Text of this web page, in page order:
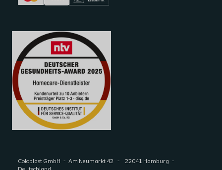
Coloplast GmbH Am Neumarkt 42
22041 Hamburg